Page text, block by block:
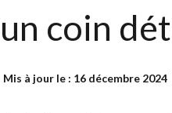
coin
Mis à jour le : 16 décembre 2024